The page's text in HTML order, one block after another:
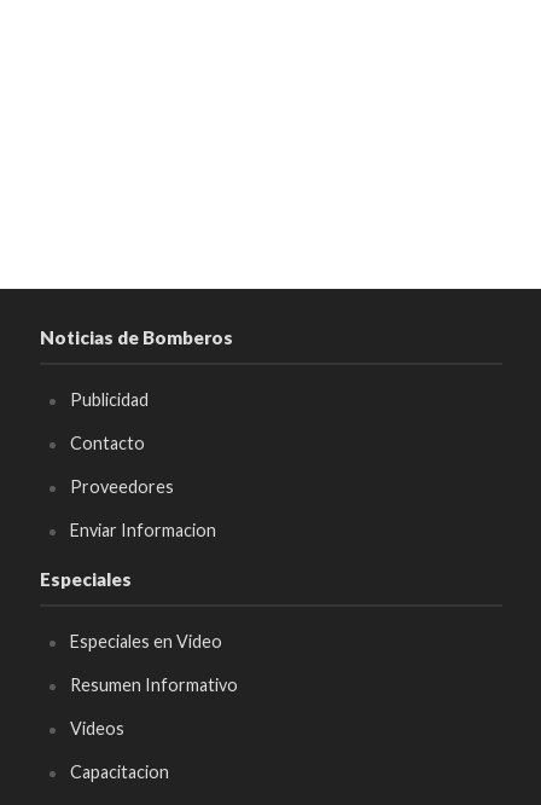
Noticias de Bomberos
Publicidad
Contacto
Proveedores
Enviar Informacion
Especiales
Especiales en Video
Resumen Informativo
Videos
Capacitacion